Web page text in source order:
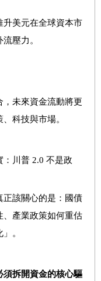
升美元在全球資本市
壓力。
未來資金流動將更
科技與市場。
川普 2.0 不是政
正該關心的是：國債
、產業政策如何重估
。
須拆開資金的核心驅